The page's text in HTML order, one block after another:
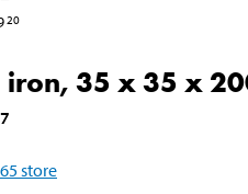
20
iron, 35 x 35 x
65store